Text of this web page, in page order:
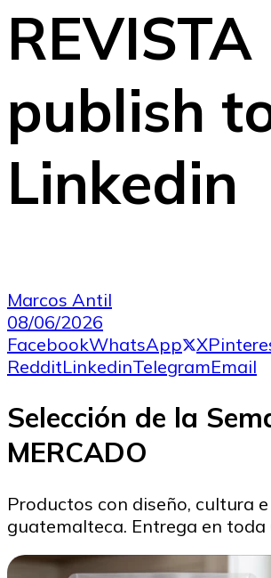
REVISTA
publish
Linkedin
Marcos Antil
08/06/2026
FacebookWhatsApp X
RedditLinkedinTelegramEmail
Selección de la
MERCADO
Productos con diseño, cultura
guatemalteca. Entrega en toda